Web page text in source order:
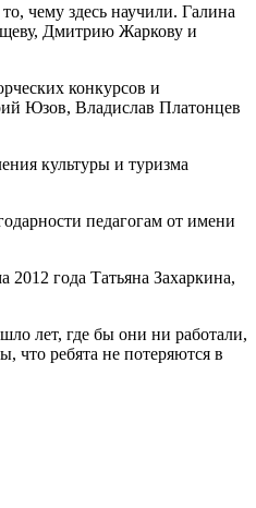
чему здесь научили. Галина
Дмитрию Жаркову и
конкурсов и
Юзов, Владислав Платонцев
культуры и туризма
педагогам от имени
года Татьяна Захаркина,
лет, где бы они ни работали,
что ребята не потеряются в